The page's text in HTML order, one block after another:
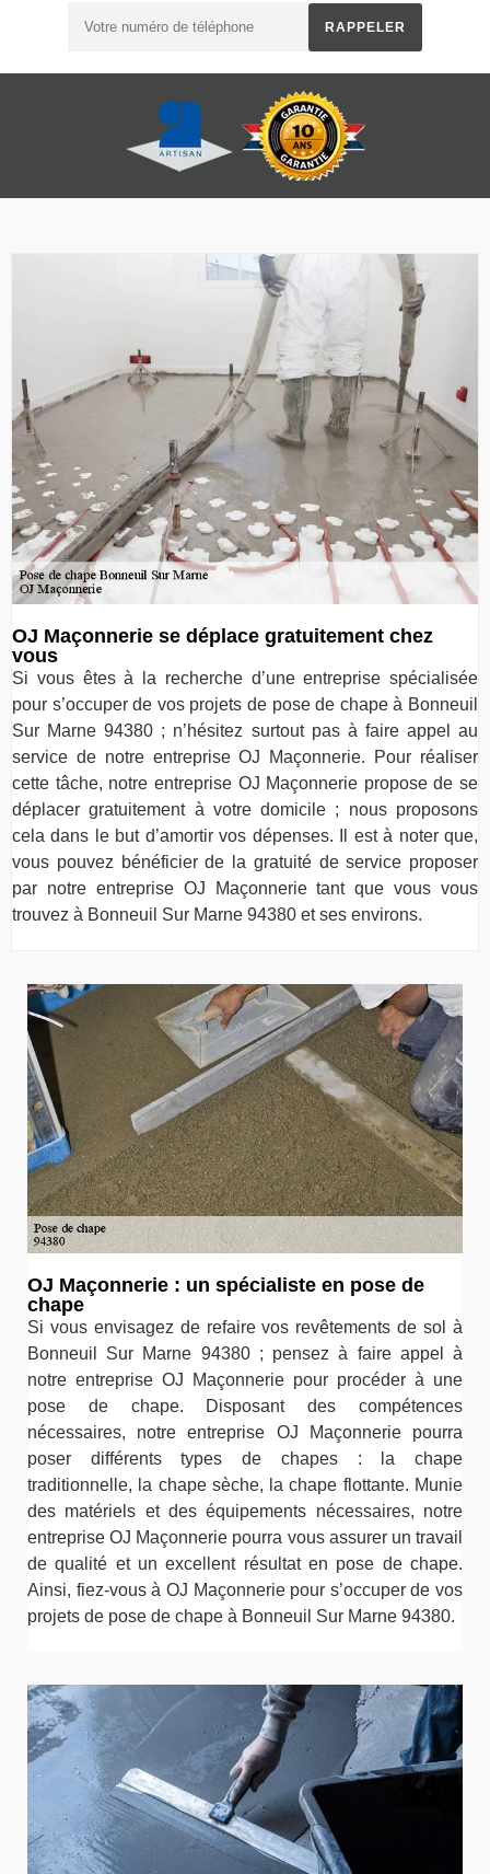
OJ Maçonnerie se déplace gratuitement chez
vous
Si vous êtes à la recherche d’une entreprise spécialisée
pour s’occuper de vos projets de pose de chape à Bonneuil
Sur Marne 94380 ; n’hésitez surtout pas à faire appel au
service de notre entreprise OJ Maçonnerie. Pour réaliser
cette tâche, notre entreprise OJ Maçonnerie propose de se
déplacer gratuitement à votre domicile ; nous proposons
cela dans le but d’amortir vos dépenses. Il est à noter que,
vous pouvez bénéficier de la gratuité de service proposer
par notre entreprise OJ Maçonnerie tant que vous vous
trouvez à Bonneuil Sur Marne 94380 et ses environs.
OJ Maçonnerie : un spécialiste en pose de
chape
Si vous envisagez de refaire vos revêtements de sol à
Bonneuil Sur Marne 94380 ; pensez à faire appel à
notre entreprise OJ Maçonnerie pour procéder à une
pose de chape. Disposant des compétences
nécessaires, notre entreprise OJ Maçonnerie pourra
poser différents types de chapes : la chape
traditionnelle, la chape sèche, la chape flottante. Munie
des matériels et des équipements nécessaires, notre
entreprise OJ Maçonnerie pourra vous assurer un travail
de qualité et un excellent résultat en pose de chape.
Ainsi, fiez-vous à OJ Maçonnerie pour s’occuper de vos
projets de pose de chape à Bonneuil Sur Marne 94380.